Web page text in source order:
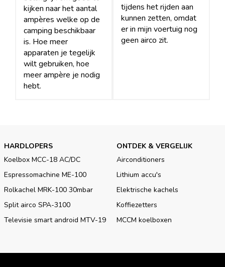
kijken naar het aantal
ampères welke op de
camping beschikbaar
is. Hoe meer
apparaten je tegelijk
wilt gebruiken, hoe
meer ampère je nodig
hebt.
tijdens het rijden aan
kunnen zetten, omdat
er in mijn voertuig nog
geen airco zit.
HARDLOPERS
Koelbox MCC-18 AC/DC
Espressomachine ME-100
Rolkachel MRK-100 30mbar
Split airco SPA-3100
Televisie smart android MTV-19
ONTDEK & VERGELIJK
Airconditioners
Lithium accu's
Elektrische kachels
Koffiezetters
MCCM koelboxen